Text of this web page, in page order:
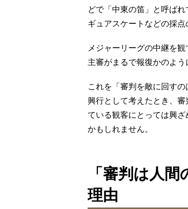
どで「中東の笛」と呼ば
ギュアスケートなどの採点
メジャーリーグの中継を
主審がまるで報復かのよう
これを「審判を敵に回す
興行として考えたとき、
ている観客にとっては興
かもしれません。
「審判は人
理由